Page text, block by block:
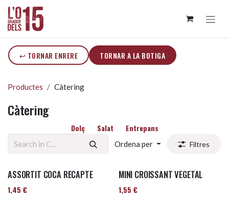
Skip to Content
↩ TORNAR ENRERE TORNAR A LA BOTIGA
Productes Càtering
Càtering
Dolç Salat Entrepans
Ordena per Filtres
ASSORTIT COCA RECAPTE
1,45 €
MINI CROISSANT VEGETAL
1,55 €